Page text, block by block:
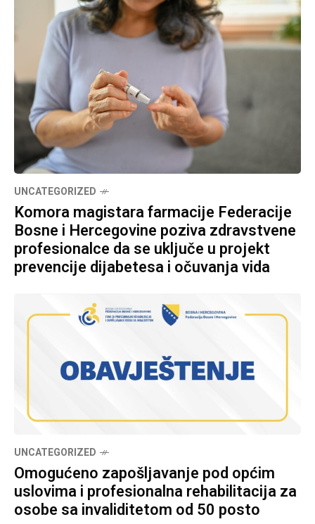
UNCATEGORIZED
Komora magistara farmacije Federacije
Bosne i Hercegovine poziva zdravstvene
profesionalce da se uključe u projekt
prevencije dijabetesa i očuvanja vida
UNCATEGORIZED
Omogućeno zapošljavanje pod općim
uslovima i profesionalna rehabilitacija za
osobe sa invaliditetom od 50 posto